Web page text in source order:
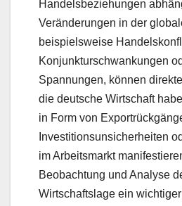
Handelsbeziehungen
Veränderungen in der
beispielsweise
Konjunkturschwankungen
Spannungen, können
die deutsche Wirtschaft
in Form von
Investitionsunsicherheiten
im Arbeitsmarkt
Beobachtung und Analyse
Wirtschaftslage ein